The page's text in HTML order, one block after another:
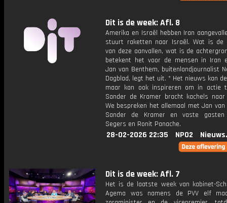
Dit is de week: Afl. 8
Amerika en Israël hebben Iran
stuurt raketten naar Israël. Wat is de
van deze aanvallen, wat is de
betekent het voor de mensen in Iran
Jan van Benthem, buitenlandjournalist
Dagblad, legt het uit. * Het nieuws kan
maar kan ook inspireren om in actie
Sander de Kramer bracht kachels naar
We bespreken het allemaal met Jan van
Sander de Kramer en vaste gasten
Segers en Ronit Panache.
28-02-2026 22:35 NPO2
Dit is de week: Afl. 7
Het is de laatste week van kabinet-
Agema was namens de PVV elf